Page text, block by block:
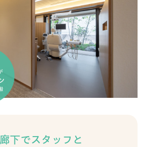
廊下でスタッフと